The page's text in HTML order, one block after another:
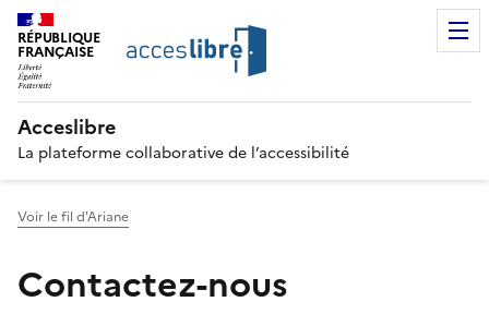
RÉPUBLIQUE
FRANÇAISE
Acceslibre
La plateforme collaborative de l’accessibilité
Voir le fil d'Ariane
Contactez-nous